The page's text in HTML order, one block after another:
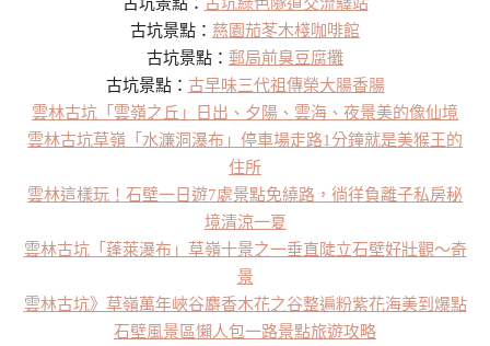
古坑景點： 古坑綠色隧道交流驛站
古坑景點： 慈園茄苳木棧咖啡館
古坑景點： 郵局前臭豆腐攤
古坑景點： 古早味三代祖傳榮大腸香腸
雲林古坑「雲嶺之丘」日出、夕陽、雲海、夜景美的像仙境
雲林古坑草嶺「水濂洞瀑布」停車場走路1分鐘就是美猴王的
住所
雲林這樣玩！石壁一日遊7處景點免繞路，徜徉負離子私房秘
境清涼一夏
雲林古坑「蓬萊瀑布」草嶺十景之一垂直陡立石壁好壯觀～奇
景
雲林古坑》草嶺萬年峽谷麝香木花之谷整遍粉紫花海美到爆點
石壁風景區懶人包一路景點旅遊攻略